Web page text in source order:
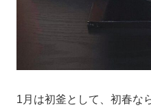
1月は初釜として、初春な